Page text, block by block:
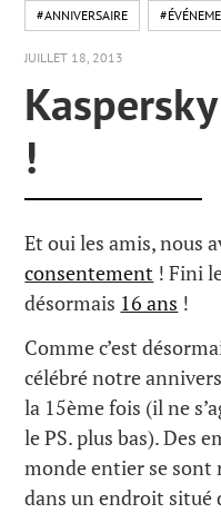
#ANNIVERSAIRE
JUILLET 18, 2013
!
Et oui les amis, nous
consentement ! Fini
désormais 16 ans !
Comme c’est
célébré notre
la 15ème fois (il ne
le PS. plus bas). Des
monde entier se sont
dans un endroit situé